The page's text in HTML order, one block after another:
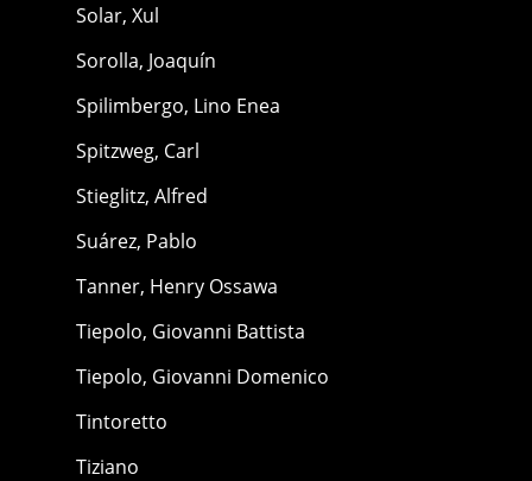
Solar, Xul
Sorolla, Joaquín
Spilimbergo, Lino Enea
Spitzweg, Carl
Stieglitz, Alfred
Suárez, Pablo
Tanner, Henry Ossawa
Tiepolo, Giovanni Battista
Tiepolo, Giovanni Domenico
Tintoretto
Tiziano